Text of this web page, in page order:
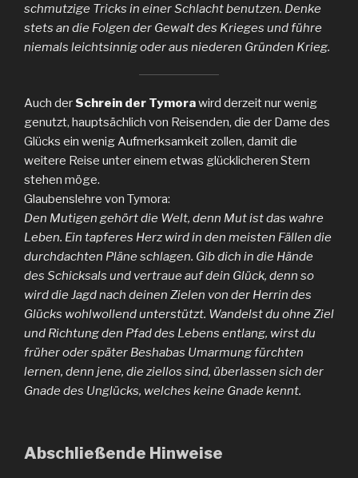
schmutzige Tricks in einer Schlacht benutzen. Denke
stets an die Folgen der Gewalt des Krieges und führe
niemals leichtsinnig oder aus niederen Gründen Krieg.
Auch der Schrein der Tymorawird derzeit nur wenig
genutzt, hauptsächlich von Reisenden, die der Dame des
Glücks ein wenig Aufmerksamkeit zollen, damit die
weitere Reise unter einem etwas glücklicheren Stern
stehen möge.
Glaubenslehre von Tymora:
Den Mutigen gehört die Welt, denn Mut ist das wahre
Leben. Ein tapferes Herz wird in den meisten Fällen die
durchdachten Pläne schlagen. Gib dich in die Hände
des Schicksals und vertraue auf dein Glück, denn so
wird die Jagd nach deinen Zielen von der Herrin des
Glücks wohlwollend unterstützt. Wandelst du ohne Ziel
und Richtung den Pfad des Lebens entlang, wirst du
früher oder später Beshabas Umarmung fürchten
lernen, denn jene, die ziellos sind, überlassen sich der
Gnade des Unglücks, welches keine Gnade kennt.
Abschließende Hinweise